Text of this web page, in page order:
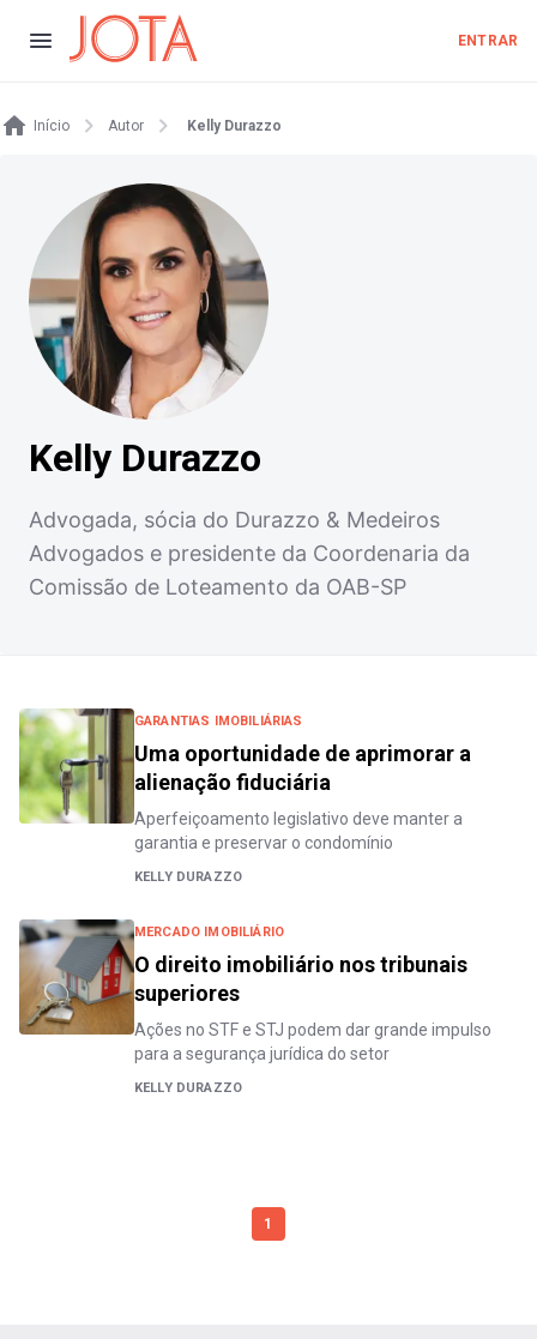
ENTRAR
Início Autor Kelly Durazzo
Kelly Durazzo
Advogada, sócia do Durazzo & Medeiros
Advogados e presidente da Coordenaria da
Comissão de Loteamento da OAB-SP
GARANTIAS IMOBILIÁRIAS
Uma oportunidade de aprimorar a
alienação fiduciária
Aperfeiçoamento legislativo deve manter a
garantia e preservar o condomínio
KELLY DURAZZO
MERCADO IMOBILIÁRIO
O direito imobiliário nos tribunais
superiores
Ações no STF e STJ podem dar grande impulso
para a segurança jurídica do setor
KELLY DURAZZO
1